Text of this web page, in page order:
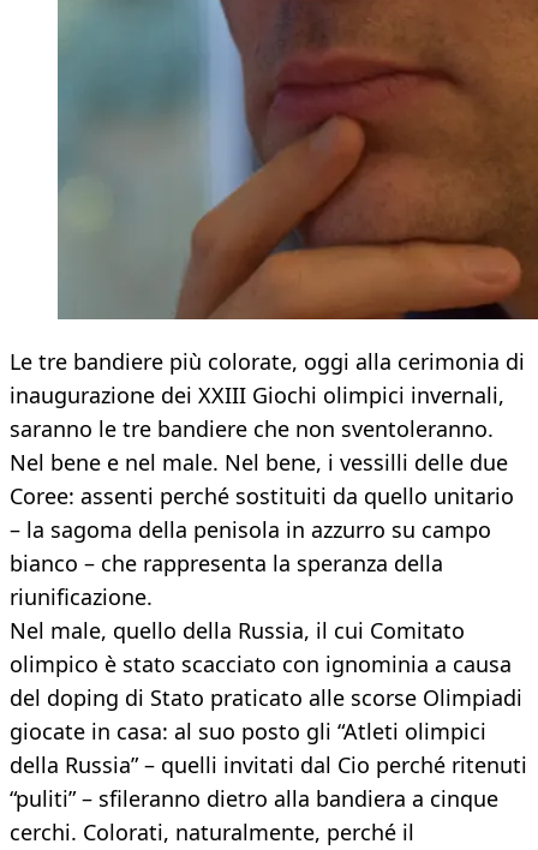
Le tre bandiere più colorate, oggi alla cerimonia di
inaugurazione dei XXIII Giochi olimpici invernali,
saranno le tre bandiere che non sventoleranno.
Nel bene e nel male. Nel bene, i vessilli delle due
Coree: assenti perché sostituiti da quello unitario
– la sagoma della penisola in azzurro su campo
bianco – che rappresenta la speranza della
riunificazione.
Nel male, quello della Russia, il cui Comitato
olimpico è stato scacciato con ignominia a causa
del doping di Stato praticato alle scorse Olimpiadi
giocate in casa: al suo posto gli “Atleti olimpici
della Russia” – quelli invitati dal Cio perché ritenuti
“puliti” – sfileranno dietro alla bandiera a cinque
cerchi. Colorati, naturalmente, perché il